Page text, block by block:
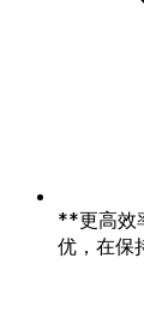
**更高效
优，在保